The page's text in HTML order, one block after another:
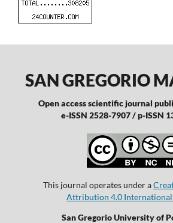
SAN GREGORIO
Open access scientific journal
e-ISSN 2528-7907 / p-ISSN
This journal operates under a
Attribution 4.0 International
San Gregorio University of